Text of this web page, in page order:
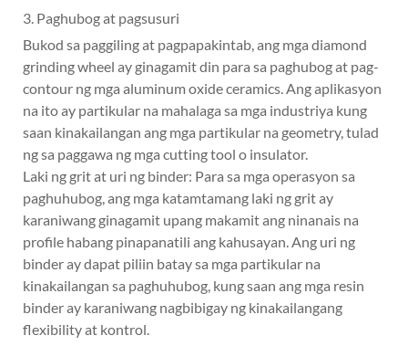
3. Paghubog at pagsusuri
Bukod sa paggiling at pagpapakintab, ang mga diamond
grinding wheel ay ginagamit din para sa paghubog at pag-
contour ng mga aluminum oxide ceramics. Ang aplikasyon
na ito ay partikular na mahalaga sa mga industriya kung
saan kinakailangan ang mga partikular na geometry, tulad
ng sa paggawa ng mga cutting tool o insulator.
Laki ng grit at uri ng binder: Para sa mga operasyon sa
paghuhubog, ang mga katamtamang laki ng grit ay
karaniwang ginagamit upang makamit ang ninanais na
profile habang pinapanatili ang kahusayan. Ang uri ng
binder ay dapat piliin batay sa mga partikular na
kinakailangan sa paghuhubog, kung saan ang mga resin
binder ay karaniwang nagbibigay ng kinakailangang
flexibility at kontrol.